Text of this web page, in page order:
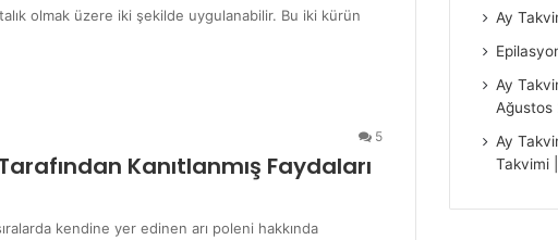
olmak üzere iki şekilde uygulanabilir. Bu iki kürün
5
Kanıtlanmış Faydaları
kendine yer edinen arı poleni hakkında
Ay
Ay
Ağustos
Ay
Takvimi